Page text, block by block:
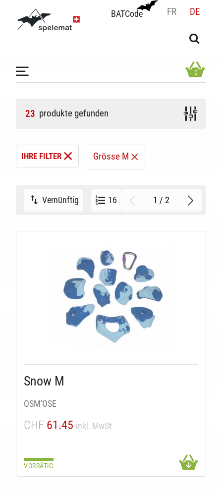
BATCode FR DE
BATCode
OK
0
23 produkte gefunden
IHRE FILTER Grösse M
Vernünftig 16 1 / 2
Snow M
OSM'OSE
CHF 61.45 inkl. MwSt
VORRÄTIG